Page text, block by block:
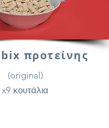
προτείνης
(original)
x9 κουτάλια